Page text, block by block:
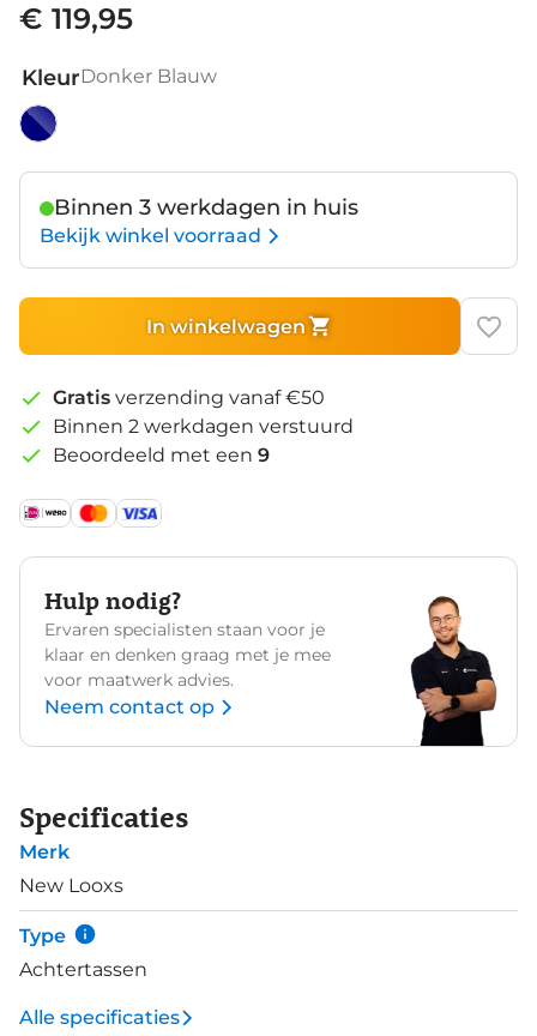
€ 119,95
KleurDonker Blauw
Blauw
Binnen 3 werkdagen in huis
Bekijk winkel voorraad
In winkelwagen
Gratis verzending vanaf €50
Binnen 2 werkdagen verstuurd
Beoordeeld met een 9
Hulp nodig?
Ervaren specialisten staan voor je
klaar en denken graag met je mee
voor maatwerk advies.
Neem contact op
Specificaties
Merk
New Looxs
Type
Achtertassen
Alle specificaties